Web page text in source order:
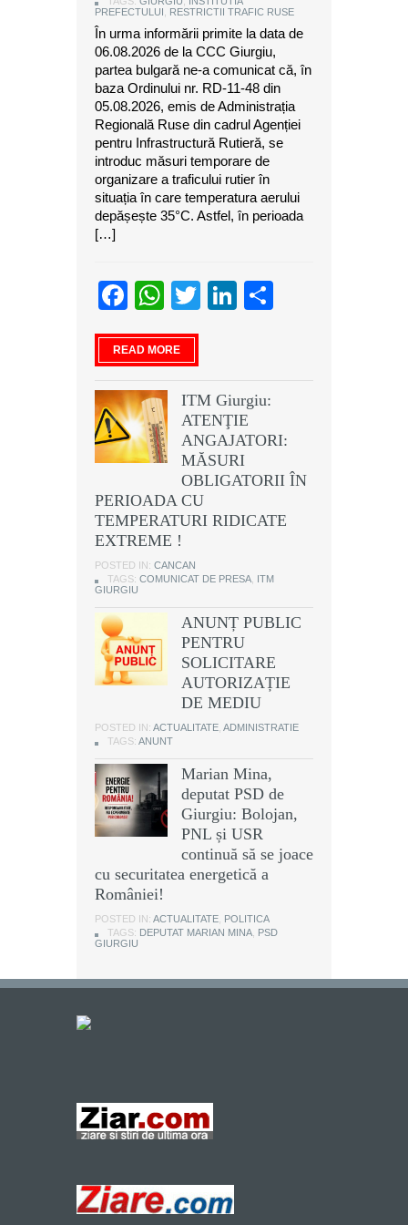
PREFECTULUI
RESTRICTII TRAFIC RUSE
În urma informării primite la data de
06.08.2026 de la CCC Giurgiu,
partea bulgară ne-a comunicat că, în
baza Ordinului nr. RD-11-48 din
05.08.2026, emis de Administrația
Regională Ruse din cadrul Agenției
pentru Infrastructură Rutieră, se
introduc măsuri temporare de
organizare a traficului rutier în
situația în care temperatura aerului
depășește 35°C. Astfel, în perioada
[…]
Facebook
WhatsApp
TwitterLinkedIn
READ MORE
ITM Giurgiu:
ATENŢIE
ANGAJATORI:
MĂSURI
OBLIGATORII ÎN
PERIOADA CU
TEMPERATURI RIDICATE
EXTREME !
POSTED IN: CANCAN
TAGS: COMUNICAT DE PRESA ITM
GIURGIU
ANUNȚ PUBLIC
PENTRU
SOLICITARE
AUTORIZAȚIE
DE MEDIU
POSTED IN: ACTUALITATE ADMINISTRATIE
TAGS: ANUNT
Marian Mina,
deputat PSD de
Giurgiu: Bolojan,
PNL și USR
continuă să se joace
cu securitatea energetică a
României!
POSTED IN: ACTUALITATE POLITICA
TAGS: DEPUTAT MARIAN MINA PSD
GIURGIU